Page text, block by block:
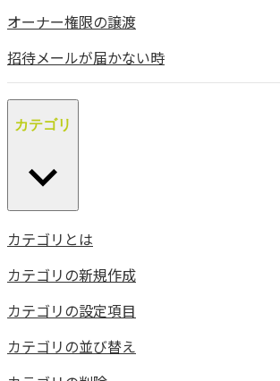
オーナー権限の譲渡
招待メールが届かない時
カテゴリ
カテゴリとは
カテゴリの新規作成
カテゴリの設定項目
カテゴリの並び替え